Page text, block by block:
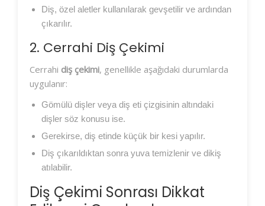
Diş, özel aletler kullanılarak gevşetilir ve ardından
çıkarılır.
2. Cerrahi Diş Çekimi
Cerrahi diş çekimi, genellikle aşağıdaki durumlarda
uygulanır:
Gömülü dişler veya diş eti çizgisinin altındaki
dişler söz konusu ise.
Gerekirse, diş etinde küçük bir kesi yapılır.
Diş çıkarıldıktan sonra yuva temizlenir ve dikiş
atılabilir.
Diş Çekimi Sonrası Dikkat